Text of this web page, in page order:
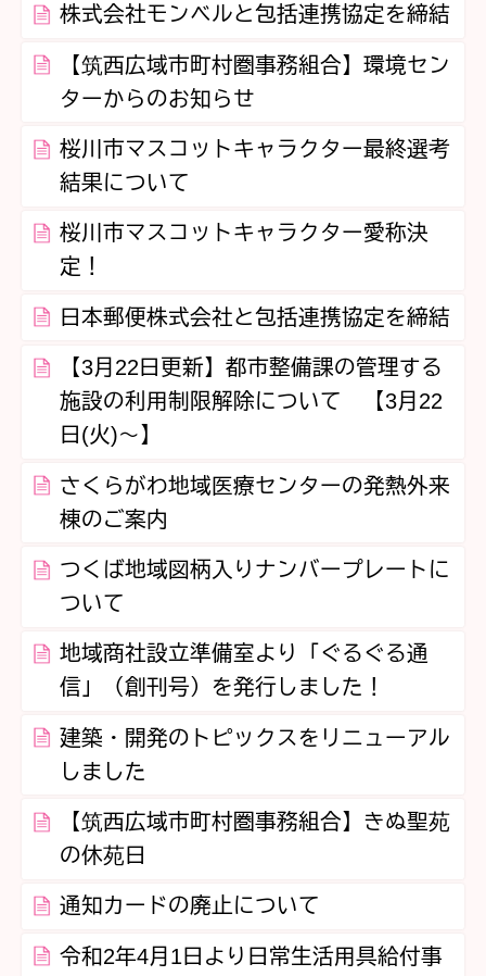
株式会社モンベルと包括連携協定を締結
【筑西広域市町村圏事務組合】環境セン
ターからのお知らせ
桜川市マスコットキャラクター最終選考
結果について
桜川市マスコットキャラクター愛称決
定！
日本郵便株式会社と包括連携協定を締結
【3月22日更新】都市整備課の管理する
施設の利用制限解除について 【3月22
日(火)～】
さくらがわ地域医療センターの発熱外来
棟のご案内
つくば地域図柄入りナンバープレートに
ついて
地域商社設立準備室より「ぐるぐる通
信」（創刊号）を発行しました！
建築・開発のトピックスをリニューアル
しました
【筑西広域市町村圏事務組合】きぬ聖苑
の休苑日
通知カードの廃止について
令和2年4月1日より日常生活用具給付事